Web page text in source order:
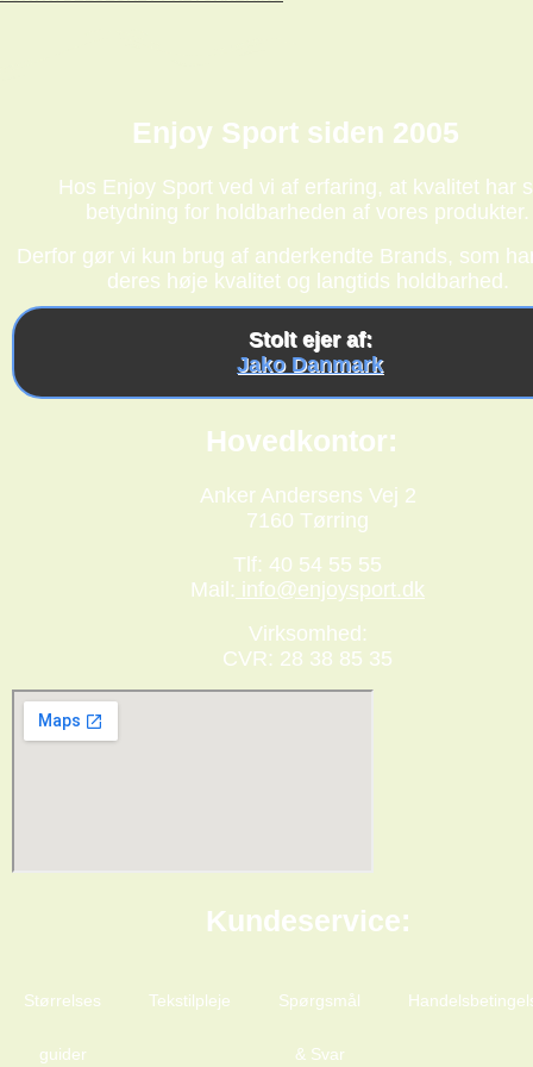
Enjoy Sport siden 2005
Hos Enjoy Sport ved vi af erfaring, at kvalitet har
betydning for holdbarheden af vores produkter.
Derfor gør vi kun brug af anderkendte Brands, som
deres høje kvalitet og langtids holdbarhed.
Stolt ejer af:
Jako Danmark
Hovedkontor:
Anker Andersens Vej 2
7160 Tørring
Tlf: 40 54 55 55
Mail: info@enjoysport.dk
Virksomhed:
CVR: 28 38 85 35
Kundeservice:
Størrelses
guider
Tekstilpleje Spørgsmål
& Svar